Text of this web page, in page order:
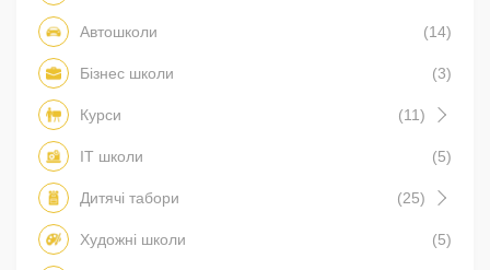
Автошколи (14)
Бізнес школи (3)
Курси (11)
IT школи (5)
Дитячі табори (25)
Художні школи (5)